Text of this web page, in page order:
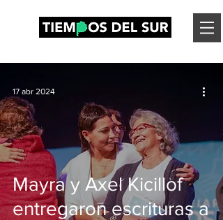
Mayra y Axel Kicillof
entregaron escrituras a
17 abr 2024